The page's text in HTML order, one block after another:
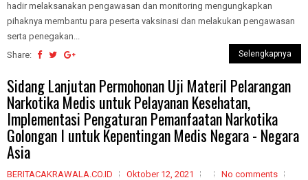
hadir melaksanakan pengawasan dan monitoring mengungkapkan
pihaknya membantu para peserta vaksinasi dan melakukan pengawasan
serta penegakan...
Share:
Selengkapnya
Sidang Lanjutan Permohonan Uji Materil Pelarangan
Narkotika Medis untuk Pelayanan Kesehatan,
Implementasi Pengaturan Pemanfaatan Narkotika
Golongan I untuk Kepentingan Medis Negara - Negara
Asia
BERITACAKRAWALA.CO.ID Oktober 12, 2021
No comments